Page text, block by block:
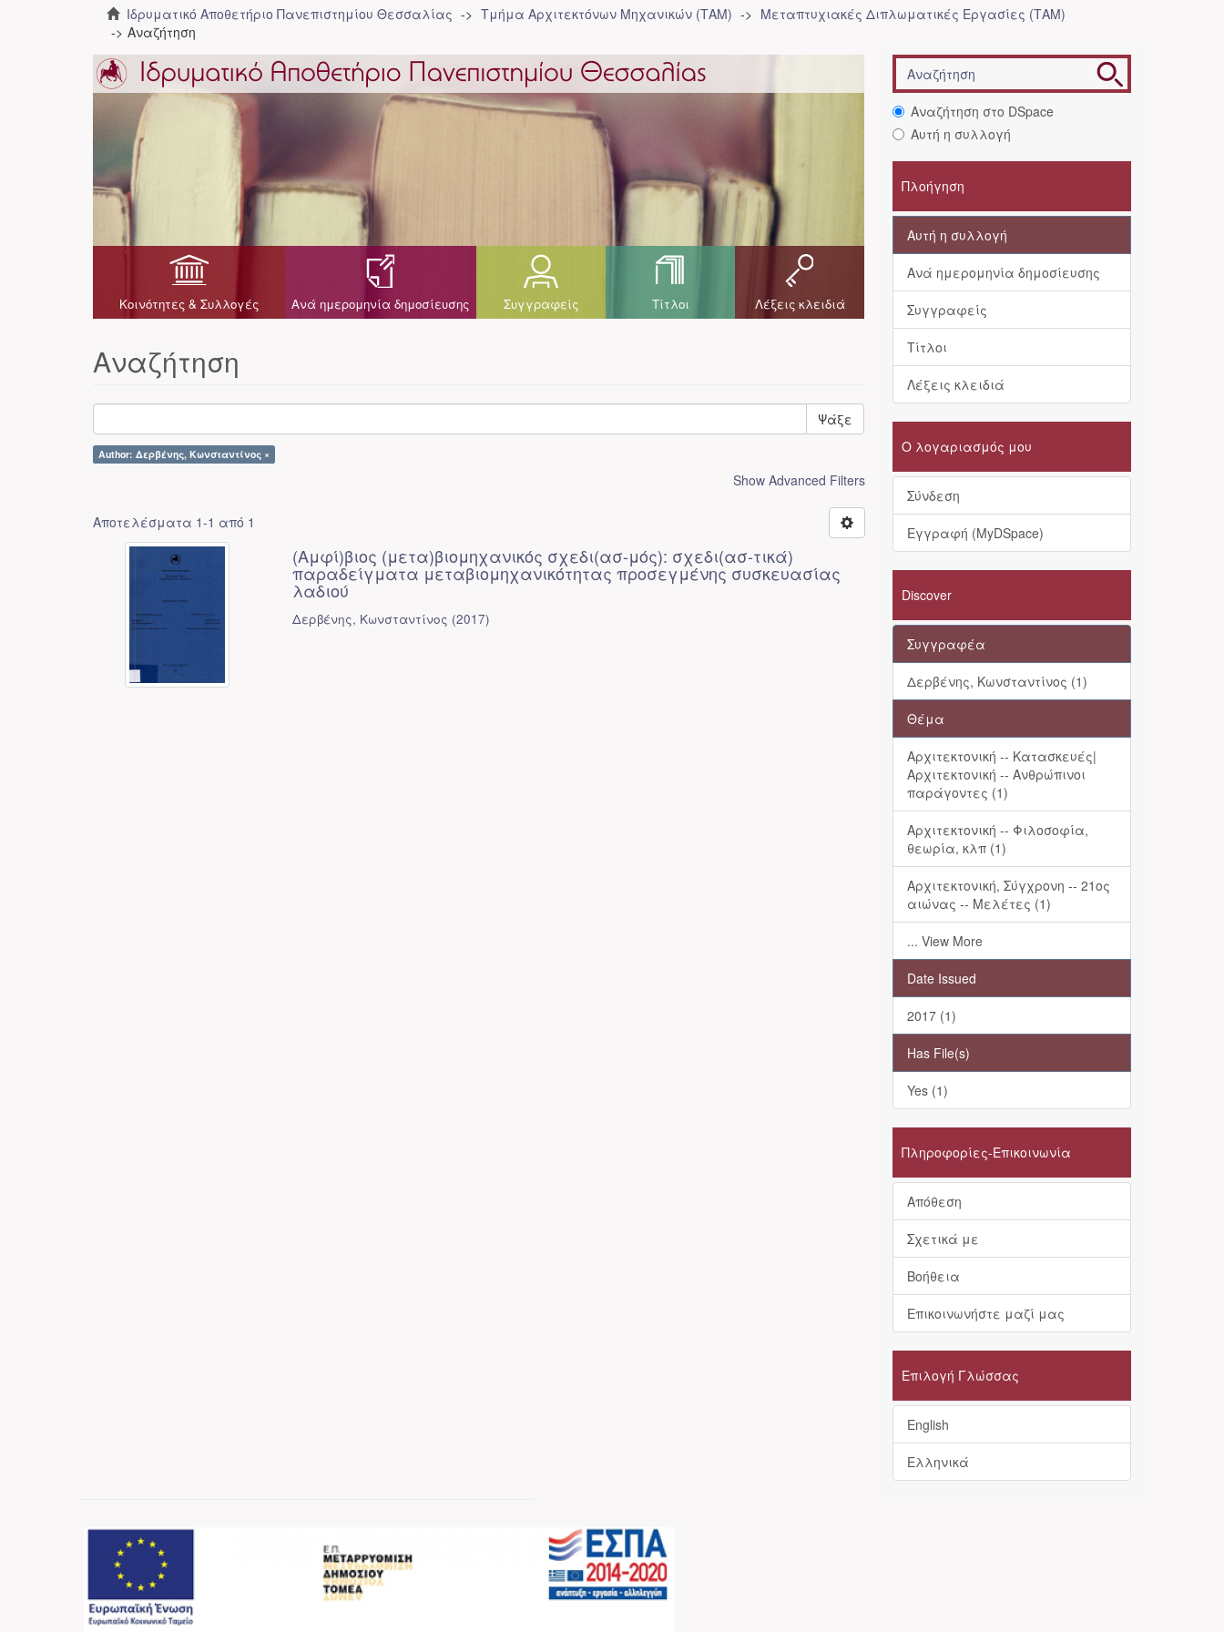
Ιδρυματικό Αποθετήριο Πανεπιστημίου Θεσσαλίας Τμήμα Αρχιτεκτόνων Μηχανικών (ΤΑΜ)
Μεταπτυχιακές Διπλωματικές Εργασίες (ΤΑΜ)
Αναζήτηση
Κοινότητες & Συλλογές Ανά ημερομηνία δημοσίευσης Συγγραφείς Τίτλοι Λέξεις κλειδιά
Αναζήτηση
Ψάξε
Author: Δερβένης, Κωνσταντίνος ×
Show Advanced Filters
Αποτελέσματα 1-1 από 1
(Αμφί)βιος (μετα)βιομηχανικός σχεδι(ασ-μός): σχεδι(ασ-τικά)
παραδείγματα μεταβιομηχανικότητας προσεγμένης συσκευασίας
λαδιού
Δερβένης, Κωνσταντίνος (2017)
Αναζήτηση στο DSpace
Αυτή η συλλογή
Πλοήγηση
Αυτή η συλλογή
Ανά ημερομηνία δημοσίευσης
Συγγραφείς
Τίτλοι
Λέξεις κλειδιά
Ο λογαριασμός μου
Σύνδεση
Εγγραφή (MyDSpace)
Discover
Συγγραφέα
Δερβένης, Κωνσταντίνος (1)
Θέμα
Αρχιτεκτονική -- Κατασκευές|
Αρχιτεκτονική -- Ανθρώπινοι
παράγοντες (1)
Αρχιτεκτονική -- Φιλοσοφία,
θεωρία, κλπ (1)
Αρχιτεκτονική, Σύγχρονη -- 21ος
αιώνας -- Μελέτες (1)
... View More
Date Issued
2017 (1)
Has File(s)
Yes (1)
Πληροφορίες-Επικοινωνία
Απόθεση
Σχετικά με
Βοήθεια
Επικοινωνήστε μαζί μας
Επιλογή Γλώσσας
English
Ελληνικά